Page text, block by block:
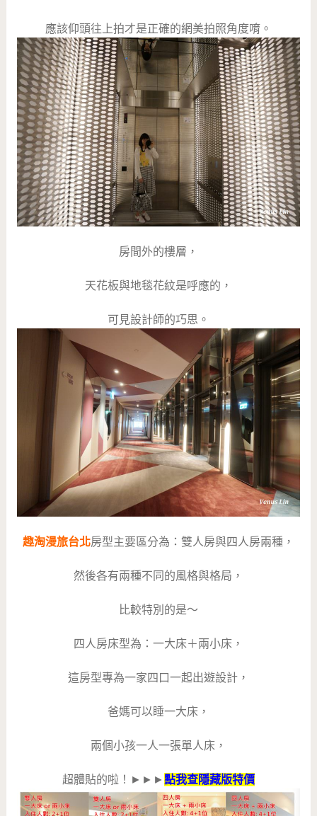
應該仰頭往上拍才是正確的網美拍照角度唷。
房間外的樓層，
天花板與地毯花紋是呼應的，
可見設計師的巧思。
趣淘漫旅台北房型主要區分為：雙人房與四人房兩種，
然後各有兩種不同的風格與格局，
比較特別的是～
四人房床型為：一大床＋兩小床，
這房型專為一家四口一起出遊設計，
爸媽可以睡一大床，
兩個小孩一人一張單人床，
超體貼的啦！►►► 點我查隱藏版特價